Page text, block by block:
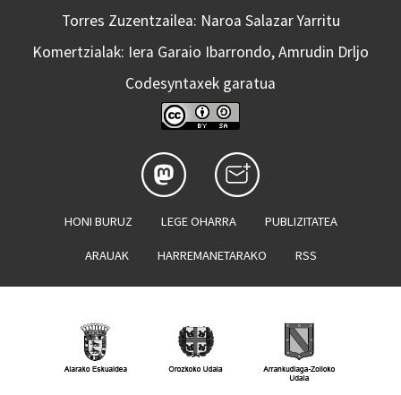
Torres Zuzentzailea: Naroa Salazar Yarritu
Komertzialak: Iera Garaio Ibarrondo, Amrudin Drljo
Codesyntaxek garatua
HONI BURUZ LEGE OHARRA PUBLIZITATEA
ARAUAK HARREMANETARAKO RSS